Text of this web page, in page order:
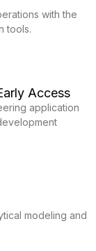
with the
tools.
Access
application
modeling and